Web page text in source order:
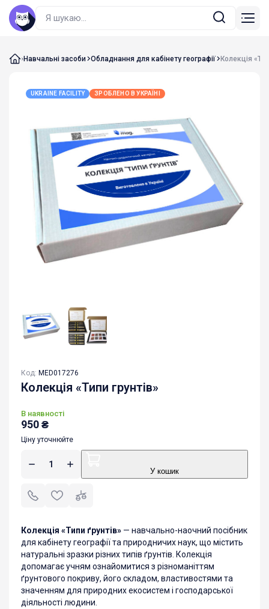
Навчальні засоби Обладнання для кабінету географії Колекція
UKRAINE FACILITY ЗРОБЛЕНО В УКРАЇНІ
Код: MED017276
Колекція «Типи грунтів»
В наявності
950₴
Ціну уточнюйте
У кошик
Колекція «Типи ґрунтів» — навчально-наочний посібник
для кабінету географії та природничих наук, що містить
натуральні зразки різних типів ґрунтів. Колекція
допомагає учням ознайомитися з різноманіттям
ґрунтового покриву, його складом, властивостями та
значенням для природних екосистем і господарської
діяльності людини.